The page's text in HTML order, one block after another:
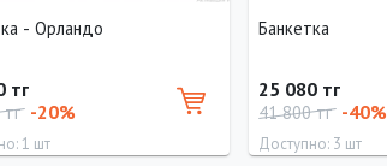
- Орландо
тг
тг -20%
1 шт
Банкетка
25 080 тг
41 800 тг -40%
Доступно: 3 шт